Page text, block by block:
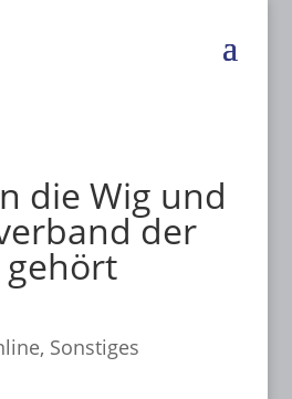
die Wig und
der
, Sonstiges